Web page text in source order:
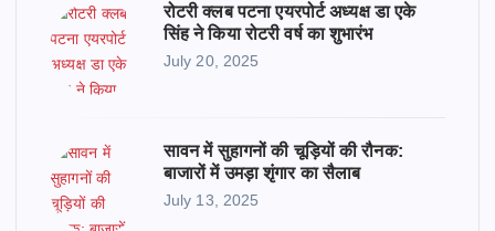
रोटरी क्लब पटना एयरपोर्ट अध्यक्ष डा एके
सिंह ने किया रोटरी वर्ष का शुभारंभ
July 20, 2025
सावन में सुहागनों की चूड़ियों की रौनक:
बाजारों में उमड़ा शृंगार का सैलाब
July 13, 2025